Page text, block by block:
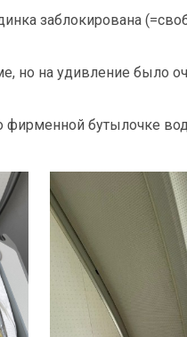
заблокирована
но на удивление было
фирменной бутылочке